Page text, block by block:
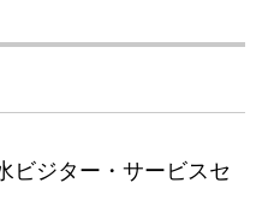
ビジター・サービスセ